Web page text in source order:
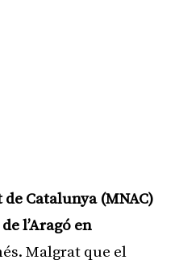
Catalunya (MNAC)
l’Aragó en
Malgrat que el